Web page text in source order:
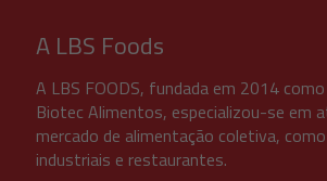
A LBS Foods
A LBS FOODS, fundada em 2014
Biotec Alimentos, especializou-se em
mercado de alimentação coletiva,
industriais e restaurantes.